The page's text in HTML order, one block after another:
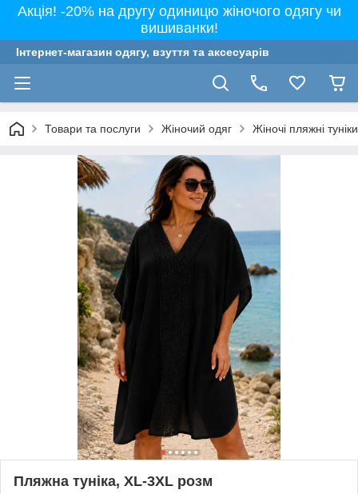
Акція! -20% на другу одиницю жіночого одягу чи
вишиванки!
Інтернет-магазин одягу, взуття та аксесуарів
Товари та послуги Жіночий одяг Жіночі пляжні
Пляжна туніка, XL-3XL розм